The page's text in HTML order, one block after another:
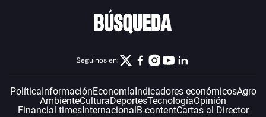
Seguinos en:
PolíticaInformaciónEconomíaIndicadores económicosAgro
AmbienteCulturaDeportesTecnologíaOpinión
Financial timesInternacionalB-contentCartas al Director